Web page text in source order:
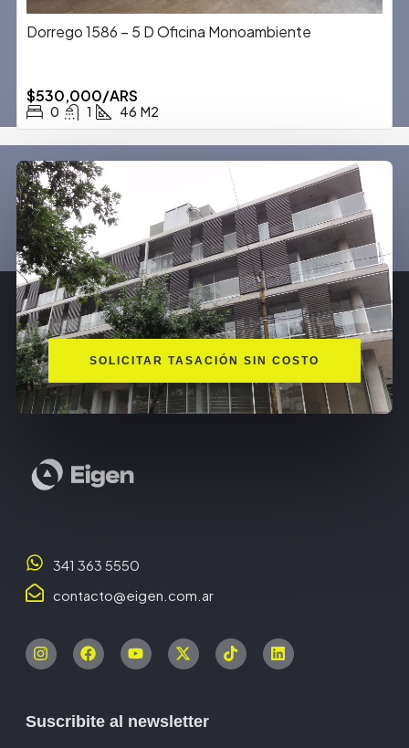
Dorrego 1586 – 5 D Oficina Monoambiente
$530,000/ARS
0 1 46 M2
SOLICITAR TASACIÓN SIN COSTO
341 363 5550
contacto@eigen.com.ar
Suscribite al newsletter